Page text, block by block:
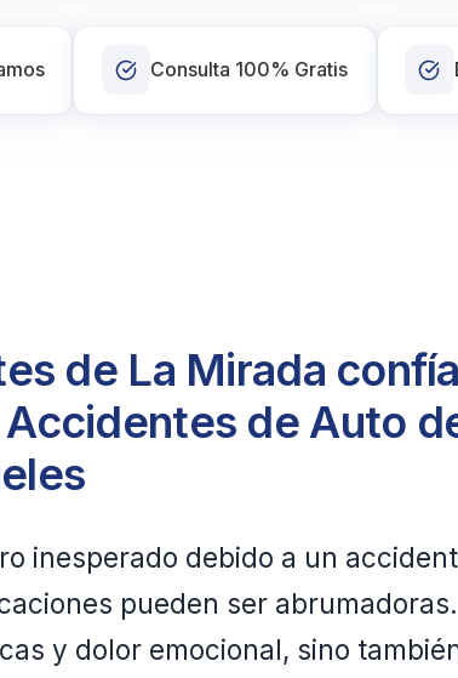
Consulta 100% Gratis
de La Mirada
de Auto
inesperado debido a un
pueden ser
y dolor emocional, sino